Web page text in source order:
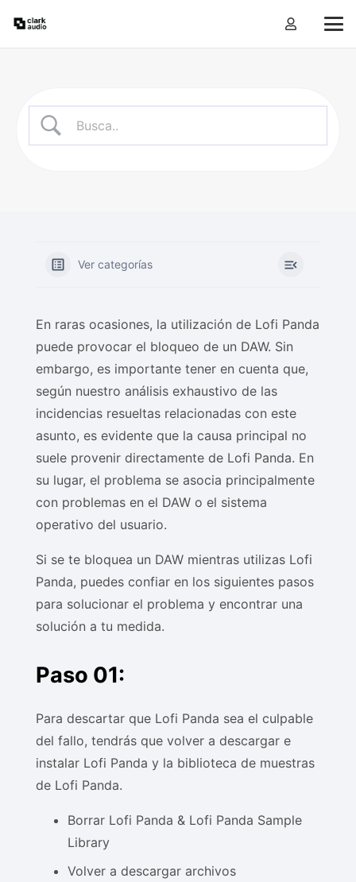
Ver categorías
En raras ocasiones, la utilización de Lofi Panda
puede provocar el bloqueo de un DAW. Sin
embargo, es importante tener en cuenta que,
según nuestro análisis exhaustivo de las
incidencias resueltas relacionadas con este
asunto, es evidente que la causa principal no
suele provenir directamente de Lofi Panda. En
su lugar, el problema se asocia principalmente
con problemas en el DAW o el sistema
operativo del usuario.
Si se te bloquea un DAW mientras utilizas Lofi
Panda, puedes confiar en los siguientes pasos
para solucionar el problema y encontrar una
solución a tu medida.
Paso 01:
Para descartar que Lofi Panda sea el culpable
del fallo, tendrás que volver a descargar e
instalar Lofi Panda y la biblioteca de muestras
de Lofi Panda.
Borrar Lofi Panda & Lofi Panda Sample
Library
Volver a descargar archivos